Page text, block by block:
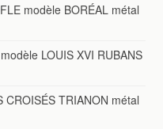
modèle BORÉAL métal
LOUIS XVI RUBANS
CROISÉS TRIANON métal